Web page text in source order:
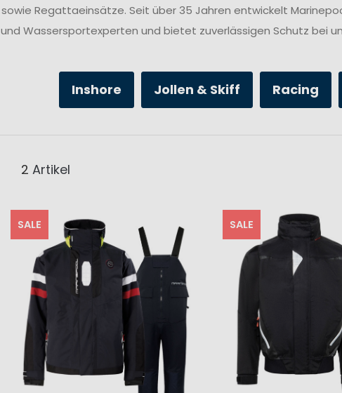
sowie Regattaeinsätze. Seit über 35 Jahren entwickelt
und Wassersportexperten und bietet zuverlässigen Schutz bei
Inshore Jollen & Skiff Racing
2 Artikel
SALE SALE